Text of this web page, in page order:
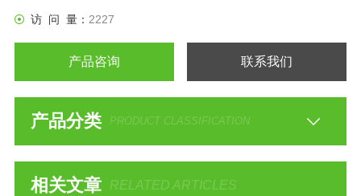
访 问 量： 2227
产品咨询 联系我们
产品分类 PRODUCT CLASSIFICATION
相关文章 RELATED ARTICLES